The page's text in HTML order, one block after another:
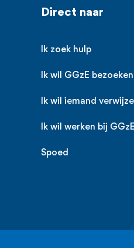
Voet
Direct naar
Ik zoek hulp
Ik wil GGzE bezoeken
Ik wil iemand
Ik wil werken bij GGzE
Spoed